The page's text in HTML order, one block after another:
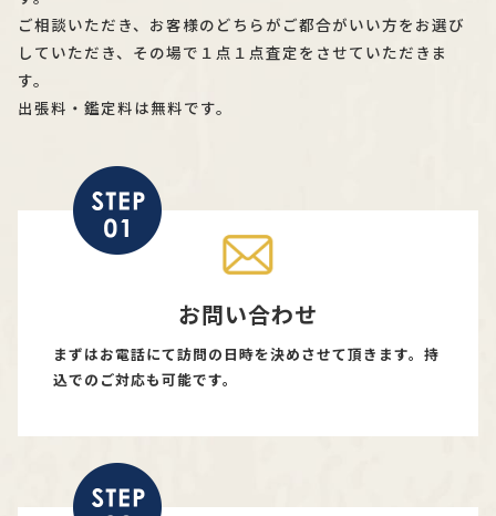
ご相談いただき、お客様のどちらがご都合がいい方をお選び
していただき、その場で１点１点査定をさせていただきま
す。
出張料・鑑定料は無料です。
お問い合わせ
まずはお電話にて訪問の日時を決めさせて頂きます。持
込でのご対応も可能です。